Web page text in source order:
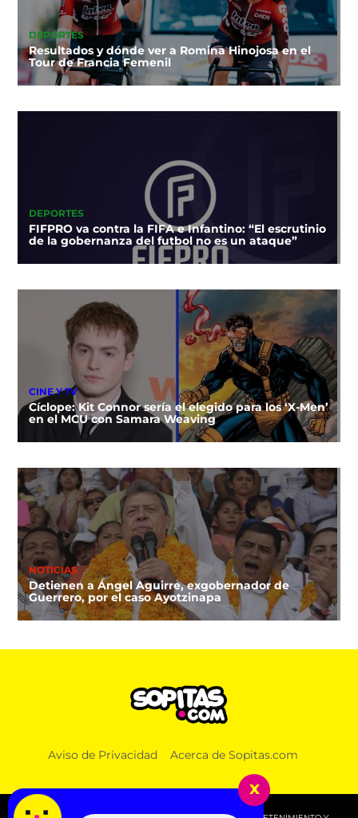
DEPORTES
Resultados y dónde ver a Romina Hinojosa en el
Tour de Francia Femenil
DEPORTES
FIFPRO va contra la FIFA e Infantino: “El escrutinio
de la gobernanza del futbol no es un ataque”
CINE Y TV
Cíclope: Kit Connor sería el elegido para los ‘X-Men’
en el MCU con Samara Weaving
NOTICIAS
Detienen a Ángel Aguirre, exgobernador de
Guerrero, por el caso Ayotzinapa
Aviso de Privacidad Acerca de Sopitas.com
x